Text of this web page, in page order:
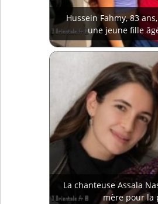
Hussein Fahmy, 83
une jeune fille
La chanteuse Assala
mère pour la